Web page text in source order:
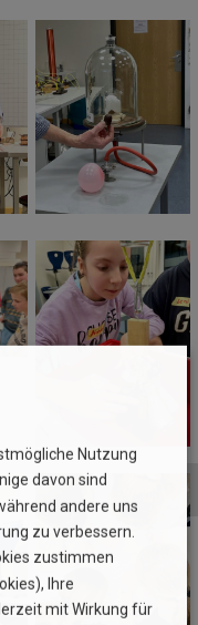
Nutzung
davon sind
andere uns
zu verbessern.
zustimmen
Ihre
mit Wirkung für